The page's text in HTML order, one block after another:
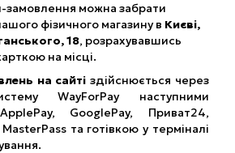
замовлення можна забрати
фізичного магазину в Києві,
18, розрахувавшись
на місці.
на сайтіздійснюється через
WayForPay наступними
GooglePay, Приват24,
та готівкою у терміналі